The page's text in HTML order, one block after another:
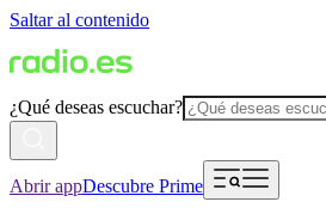
Saltar al contenido
¿Qué deseas escuchar?
Abrir appDescubre Prime